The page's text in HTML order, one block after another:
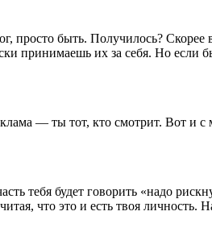
просто быть. Получилось? Скорее
принимаешь их за себя. Но если
— ты тот, кто смотрит. Вот и
тебя будет говорить «надо
что это и есть твоя личность.